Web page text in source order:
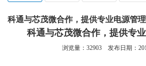
科通与芯茂微合作，提供专业电源管
科通与芯茂微合作，提供专
浏览量： 32903 发布日期：